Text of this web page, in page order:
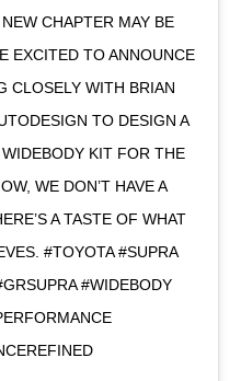
CHAPTER MAY BE
EXCITED TO ANNOUNCE
CLOSELY WITH BRIAN
TO DESIGN A
KIT FOR THE
WE DON’T HAVE A
A TASTE OF WHAT
#TOYOTA #SUPRA
#WIDEBODY